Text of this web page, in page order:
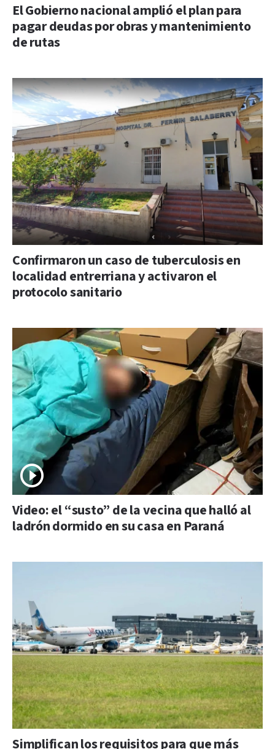
El Gobierno nacional amplió el plan para
pagar deudas por obras y mantenimiento
de rutas
Confirmaron un caso de tuberculosis en
localidad entrerriana y activaron el
protocolo sanitario
Video: el “susto” de la vecina que halló al
ladrón dormido en su casa en Paraná
Simplifican los requisitos para que más